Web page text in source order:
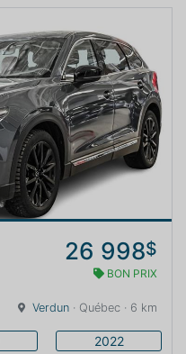
26 998$
BON PRIX
Verdun · Québec · 6 km
2022